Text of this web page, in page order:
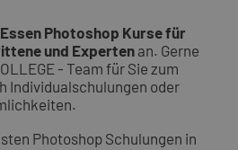
Photoshop Kurse für
und Experten an. Gerne
- Team für Sie zum
Individualschulungen oder
Photoshop Schulungen in